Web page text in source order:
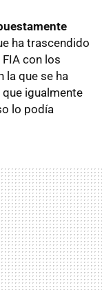
ha trascendido
con los
la que se ha
igualmente
lo podía